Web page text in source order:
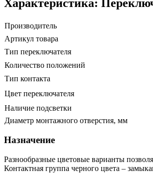
Характеристика:
Производитель
Артикул товара
Тип переключателя
Количество положений
Тип контакта
Цвет переключателя
Наличие подсветки
Диаметр монтажного отверстия, мм
Назначение
Разнообразные цветовые варианты
Контактная группа черного цвета –